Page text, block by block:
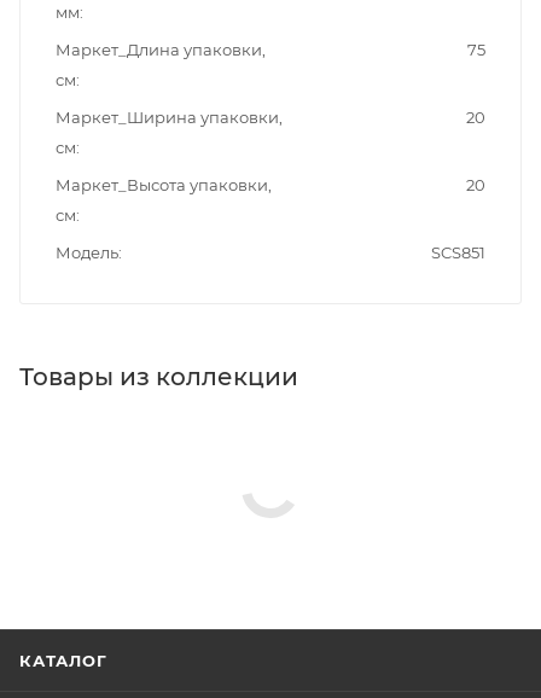
мм
Маркет_Длина упаковки,
см
75
Маркет_Ширина упаковки,
см
20
Маркет_Высота упаковки,
см
20
Модель SCS851
Товары из коллекции
КАТАЛОГ